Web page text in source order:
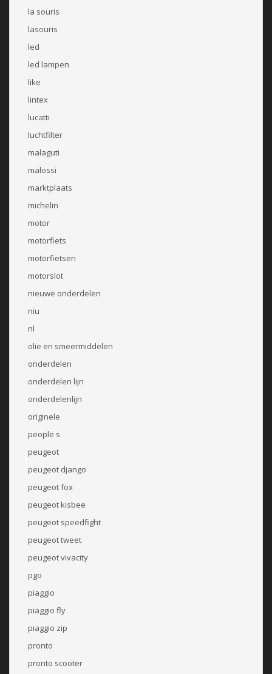
la souris
lasouris
led
led lampen
like
lintex
lucatti
luchtfilter
malaguti
malossi
marktplaats
michelin
motor
motorfiets
motorfietsen
motorslot
nieuwe onderdelen
niu
nl
olie en smeermiddelen
onderdelen
onderdelen lijn
onderdelenlijn
originele
people s
peugeot
peugeot django
peugeot fox
peugeot kisbee
peugeot speedfight
peugeot tweet
peugeot vivacity
pgo
piaggio
piaggio fly
piaggio zip
pronto
pronto scooter